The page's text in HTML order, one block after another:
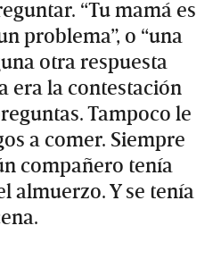
“Tu mamá es
problema”, o “una
otra respuesta
era la contestación
Tampoco le
a comer. Siempre
compañero tenía
almuerzo. Y se tenía